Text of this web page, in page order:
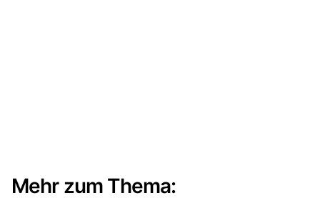
Mehr zum Thema: